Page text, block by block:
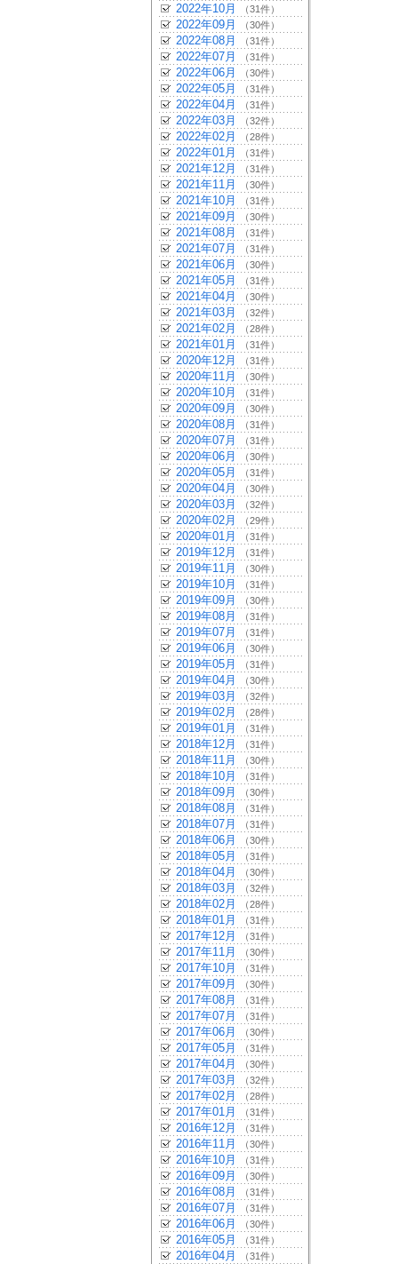
2022年10月 （31件）
2022年09月 （30件）
2022年08月 （31件）
2022年07月 （31件）
2022年06月 （30件）
2022年05月 （31件）
2022年04月 （31件）
2022年03月 （32件）
2022年02月 （28件）
2022年01月 （31件）
2021年12月 （31件）
2021年11月 （30件）
2021年10月 （31件）
2021年09月 （30件）
2021年08月 （31件）
2021年07月 （31件）
2021年06月 （30件）
2021年05月 （31件）
2021年04月 （30件）
2021年03月 （32件）
2021年02月 （28件）
2021年01月 （31件）
2020年12月 （31件）
2020年11月 （30件）
2020年10月 （31件）
2020年09月 （30件）
2020年08月 （31件）
2020年07月 （31件）
2020年06月 （30件）
2020年05月 （31件）
2020年04月 （30件）
2020年03月 （32件）
2020年02月 （29件）
2020年01月 （31件）
2019年12月 （31件）
2019年11月 （30件）
2019年10月 （31件）
2019年09月 （30件）
2019年08月 （31件）
2019年07月 （31件）
2019年06月 （30件）
2019年05月 （31件）
2019年04月 （30件）
2019年03月 （32件）
2019年02月 （28件）
2019年01月 （31件）
2018年12月 （31件）
2018年11月 （30件）
2018年10月 （31件）
2018年09月 （30件）
2018年08月 （31件）
2018年07月 （31件）
2018年06月 （30件）
2018年05月 （31件）
2018年04月 （30件）
2018年03月 （32件）
2018年02月 （28件）
2018年01月 （31件）
2017年12月 （31件）
2017年11月 （30件）
2017年10月 （31件）
2017年09月 （30件）
2017年08月 （31件）
2017年07月 （31件）
2017年06月 （30件）
2017年05月 （31件）
2017年04月 （30件）
2017年03月 （32件）
2017年02月 （28件）
2017年01月 （31件）
2016年12月 （31件）
2016年11月 （30件）
2016年10月 （31件）
2016年09月 （30件）
2016年08月 （31件）
2016年07月 （31件）
2016年06月 （30件）
2016年05月 （31件）
2016年04月 （31件）